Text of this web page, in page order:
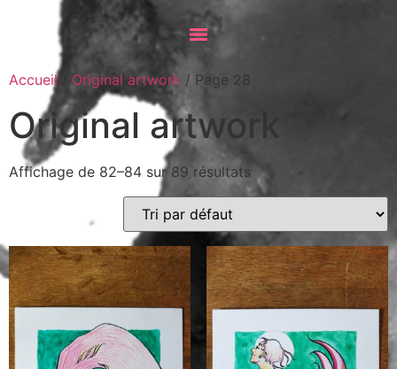
Accueil/ Original artwork / Page 28
Original artwork
Affichage de 82–84 sur 89 résultats